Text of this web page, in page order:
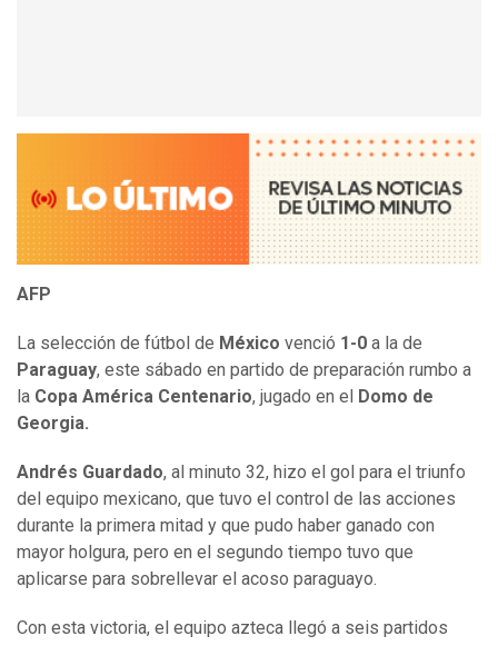
AFP
La selección de fútbol de México venció 1-0 a la de
Paraguay, este sábado en partido de preparación rumbo a
la Copa América Centenario, jugado en el
Domo de
Georgia.
Andrés Guardado, al minuto 32, hizo el gol para el triunfo
del equipo mexicano, que tuvo el control de las acciones
durante la primera mitad y que pudo haber ganado con
mayor holgura, pero en el segundo tiempo tuvo que
aplicarse para sobrellevar el acoso paraguayo.
Con esta victoria, el equipo azteca llegó a seis partidos